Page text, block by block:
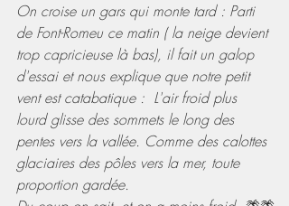
On croise un gars qui monte tard : Parti
de Font-Romeu ce matin ( la neige devient
trop capricieuse là bas), il fait un galop
d'essai et nous explique que notre petit
vent est catabatique :  L'air froid plus
lourd glisse des sommets le long des
pentes vers la vallée. Comme des calottes
glaciaires des pôles vers la mer, toute
proportion gardée.